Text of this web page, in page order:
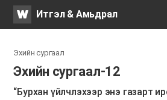
WATVИтгэл & Амьдрал
Эхийн сургаал
Эхийн сургаал-12
“Бурхан үйлчлэхээр энэ газарт